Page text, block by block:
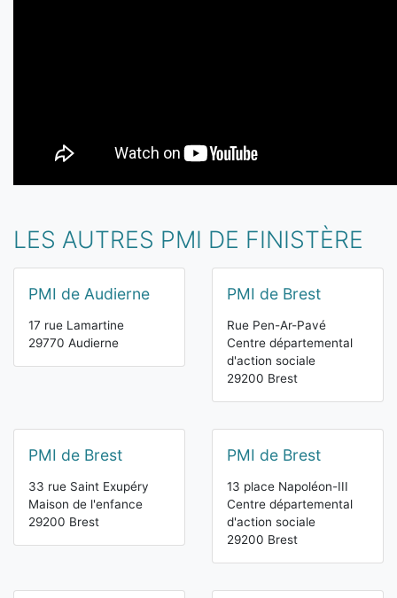
LES AUTRES PMI DE FINISTÈRE
PMI de Audierne
17 rue Lamartine
29770 Audierne
PMI de Brest
Rue Pen-Ar-Pavé
Centre départemental
d'action sociale
29200 Brest
PMI de Brest
33 rue Saint Exupéry
Maison de l'enfance
29200 Brest
PMI de Brest
13 place Napoléon-III
Centre départemental
d'action sociale
29200 Brest